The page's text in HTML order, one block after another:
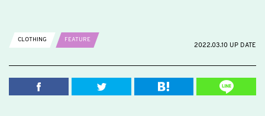
CLOTHING
FEATURE
2022.03.10 UP DATE